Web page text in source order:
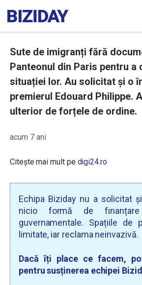
Sute de imigranți fără
Panteonul din Paris pentru a
situației lor. Au solicitat și o
premierul Edouard Philippe.
ulterior de forțele de ordine.
acum 7 ani
Citește mai mult pe digi24.ro
Echipa Biziday nu a solicitat
nicio formă de
guvernamentale. Spațiile de
limitate, iar reclama neinvazivă.
Dacă îți place ce facem,
pentru susținerea echipei